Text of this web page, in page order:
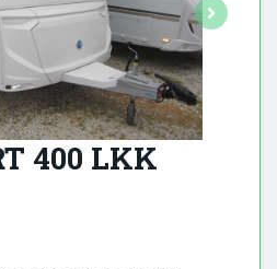
400 LKK